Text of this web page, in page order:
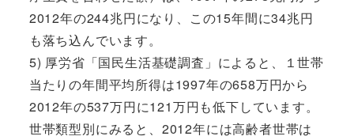
2012年の244兆円になり、この15年間に34兆円
も落ち込んでいます。
5) 厚労省「国民生活基礎調査」によると、１世帯
当たりの年間平均所得は1997年の658万円から
2012年の537万円に121万円も低下しています。
世帯類型別にみると、2012年には高齢者世帯は